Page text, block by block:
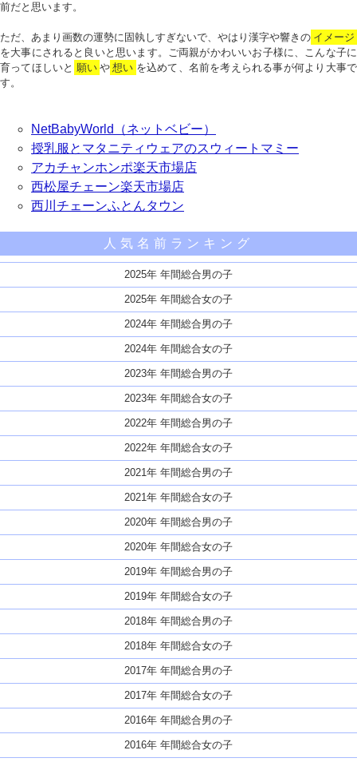
前だと思います。
ただ、あまり画数の運勢に固執しすぎないで、やはり漢字や響きの イメージ
を大事にされると良いと思います。ご両親がかわいいお子様に、こんな子に
育ってほしいと 願い や 想い を込めて、名前を考えられる事が何より大事で
す。
NetBabyWorld（ネットベビー）
授乳服とマタニティウェアのスウィートマミー
アカチャンホンポ楽天市場店
西松屋チェーン楽天市場店
西川チェーンふとんタウン
人気名前ランキング
2025年 年間総合男の子
2025年 年間総合女の子
2024年 年間総合男の子
2024年 年間総合女の子
2023年 年間総合男の子
2023年 年間総合女の子
2022年 年間総合男の子
2022年 年間総合女の子
2021年 年間総合男の子
2021年 年間総合女の子
2020年 年間総合男の子
2020年 年間総合女の子
2019年 年間総合男の子
2019年 年間総合女の子
2018年 年間総合男の子
2018年 年間総合女の子
2017年 年間総合男の子
2017年 年間総合女の子
2016年 年間総合男の子
2016年 年間総合女の子